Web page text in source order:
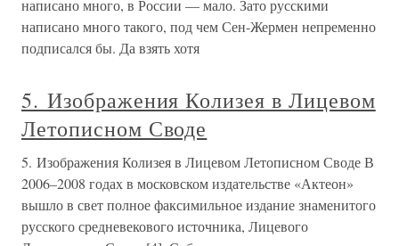
написано много, в России — мало. Зато русскими
написано много такого, под чем Сен-Жермен непременно
подписался бы. Да взять хотя
5. Изображения Колизея в Лицевом
Летописном Своде
5. Изображения Колизея в Лицевом Летописном Своде В
2006–2008 годах в московском издательстве «Актеон»
вышло в свет полное факсимильное издание знаменитого
русского средневекового источника, Лицевого